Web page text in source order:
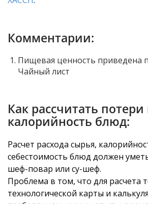
Комментарии:
Пищевая ценность приведена
Чайный лист
Как рассчитать потери
калорийность блюд:
Расчет расхода сырья,
себестоимость блюд должен
шеф-повар или су-шеф.
Проблема в том, что для расчета
технологической карты и